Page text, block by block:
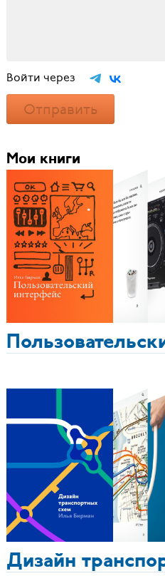
Войти через
Отправить
Мои книги
Дизайн